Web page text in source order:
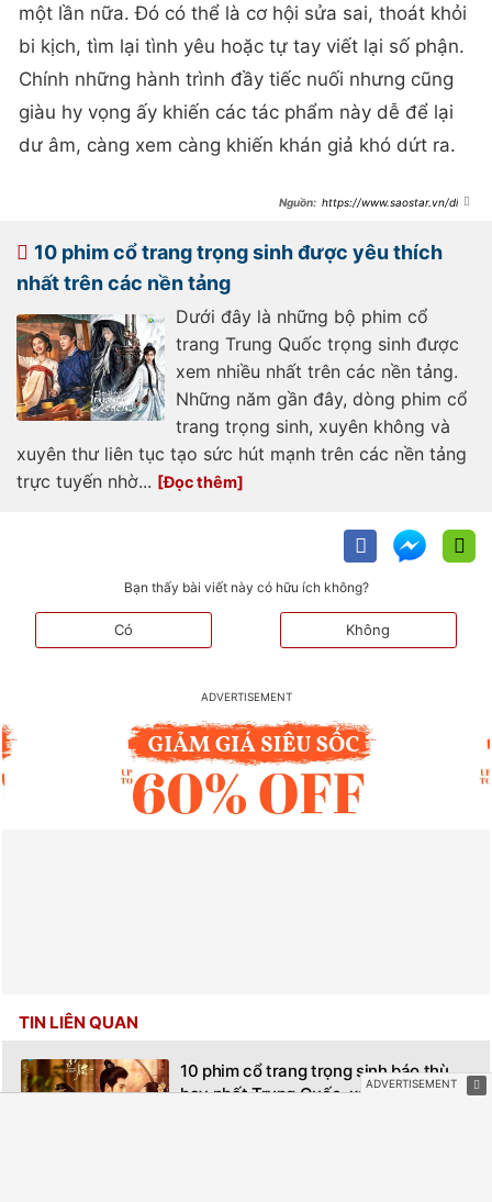
một lần nữa. Đó có thể là cơ hội sửa sai, thoát khỏi
bi kịch, tìm lại tình yêu hoặc tự tay viết lại số phận.
Chính những hành trình đầy tiếc nuối nhưng cũng
giàu hy vọng ấy khiến các tác phẩm này dễ để lại
dư âm, càng xem càng khiến khán giả khó dứt ra.
https://www.saostar.vn/dien
luy-202607071617063198.html
10 phim cổ trang trọng sinh được yêu thích
nhất trên các nền tảng
Dưới đây là những bộ phim cổ
trang Trung Quốc trọng sinh được
xem nhiều nhất trên các nền tảng.
Những năm gần đây, dòng phim cổ
trang trọng sinh, xuyên không và
xuyên thư liên tục tạo sức hút mạnh trên các nền tảng
trực tuyến nhờ...
Bạn thấy bài viết này có hữu ích không?
Có Không
TIN LIÊN QUAN
10 phim cổ trang trọng sinh báo thù
hay nhất Trung Quốc, xem rồi mới